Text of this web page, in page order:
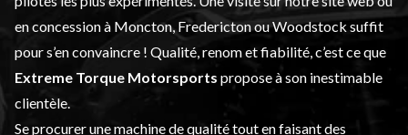
en concession à Moncton, Fredericton ou Woodstock suffit
pour s’en convaincre ! Qualité, renom et fiabilité, c’est ce que
Extreme Torque Motorsports propose à son inestimable
clientèle.
Se procurer une machine de qualité tout en faisant des